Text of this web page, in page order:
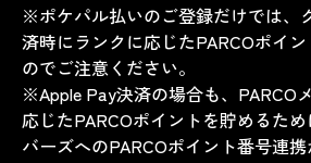
※ポケパル払いのご登録だけでは、
済時にランクに応じたPARCOポイ
のでご注意ください。
※Apple Pay決済の場合も、PARCO
応じたPARCOポイントを貯めるた
バーズへのPARCOポイント番号連携